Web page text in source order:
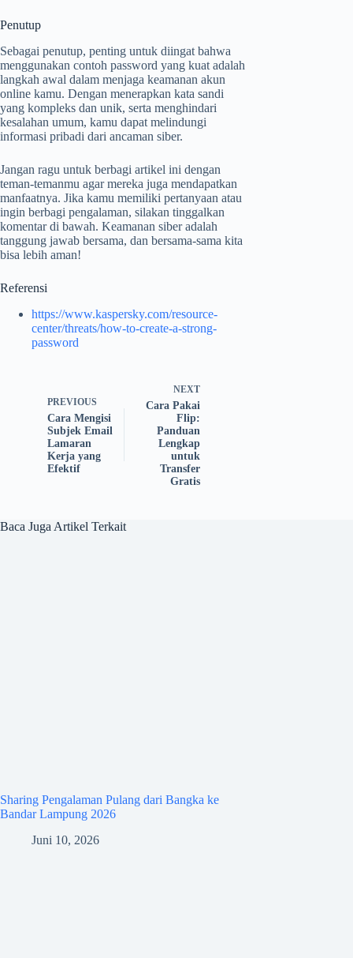
Penutup
Sebagai penutup, penting untuk diingat bahwa
menggunakan contoh password yang kuat adalah
langkah awal dalam menjaga keamanan akun
online kamu. Dengan menerapkan kata sandi
yang kompleks dan unik, serta menghindari
kesalahan umum, kamu dapat melindungi
informasi pribadi dari ancaman siber.
Jangan ragu untuk berbagi artikel ini dengan
teman-temanmu agar mereka juga mendapatkan
manfaatnya. Jika kamu memiliki pertanyaan atau
ingin berbagi pengalaman, silakan tinggalkan
komentar di bawah. Keamanan siber adalah
tanggung jawab bersama, dan bersama-sama kita
bisa lebih aman!
Referensi
https://www.kaspersky.com/resource-
center/threats/how-to-create-a-strong-
password
PREVIOUS
Cara Mengisi
Subjek Email
Lamaran
Kerja yang
Efektif
NEXT
Cara Pakai
Flip:
Panduan
Lengkap
untuk
Transfer
Gratis
Baca Juga Artikel Terkait
Sharing Pengalaman Pulang dari Bangka ke
Bandar Lampung 2026
Juni 10, 2026